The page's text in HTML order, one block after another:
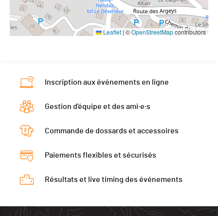
Leaflet | ©OpenStreetMapcontributors
Inscription aux événements en ligne
Gestion d'équipe et des ami·e·s
Commande de dossards et accessoires
Paiements flexibles et sécurisés
Résultats et live timing des événements